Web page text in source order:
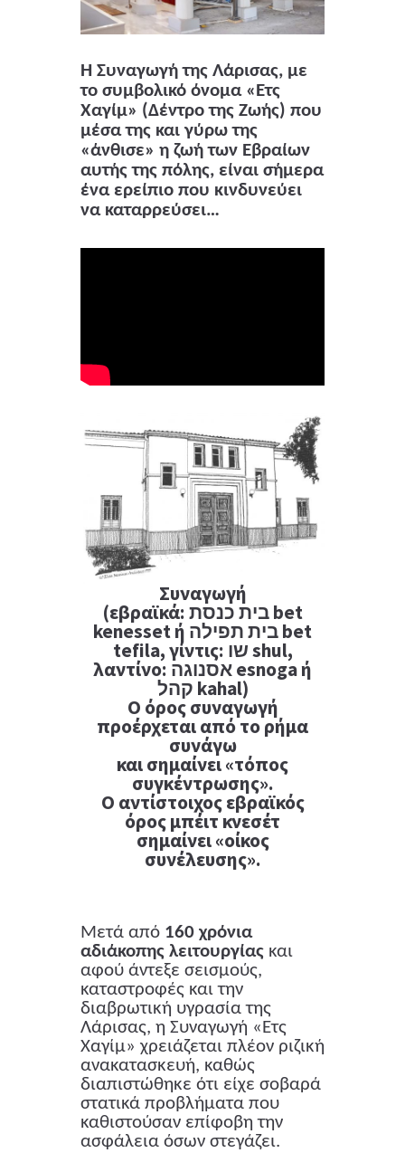
Η Συναγωγή της Λάρισας, με
το συμβολικό όνομα «Ετς
Χαγίμ» (Δέντρο της Ζωής) που
μέσα της και γύρω της
«άνθισε» η ζωή των Εβραίων
αυτής της πόλης, είναι σήμερα
ένα ερείπιο που κινδυνεύει
να καταρρεύσει…
Συναγωγή
(εβραϊκά:בית כנסתbet
kenesset ή בית תפילה bet
tefila, γίντις: שו shul,
λαντίνο: אסנוגה esnoga ή
קהל kahal)
Ο όρος συναγωγή
προέρχεται από το ρήμα
συνάγω
και σημαίνει «τόπος
συγκέντρωσης».
Ο αντίστοιχος εβραϊκός
όρος μπέιτ κνεσέτ
σημαίνει «οίκος
συνέλευσης».
Μετά από 160 χρόνια
αδιάκοπης λειτουργίας και
αφού άντεξε σεισμούς,
καταστροφές και την
διαβρωτική υγρασία της
Λάρισας, η Συναγωγή «Ετς
Χαγίμ» χρειάζεται πλέον ριζική
ανακατασκευή, καθώς
διαπιστώθηκε ότι είχε σοβαρά
στατικά προβλήματα που
καθιστούσαν επίφοβη την
ασφάλεια όσων στεγάζει.